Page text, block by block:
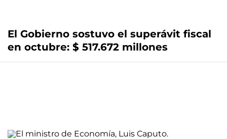
El Gobierno sostuvo el superávit fiscal
en octubre: $ 517.672 millones